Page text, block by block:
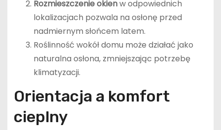
Rozmieszczenie okienw odpowiednich
lokalizacjach pozwala na osłonę przed
nadmiernym słońcem latem.
Roślinność wokół domu może działać jako
naturalna osłona, zmniejszając potrzebę
klimatyzacji.
Orientacja a komfort
cieplny